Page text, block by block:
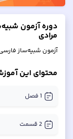
دوره آزمون
مرادی
آزمون شبیه‌ساز
محتوای این
1 فصل
2 قسمت